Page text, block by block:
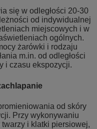
się w odległości 20-30
od indywidualnej
miejscowych i w
ogólnych.
żarówki i rodzaju
m.in. od odległości
i czasu ekspozycji.
od skóry
Przy wykonywaniu
i klatki piersiowej,